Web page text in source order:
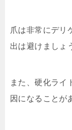
爪は非常にデリ
出は避けましょ
また、硬化ライ
因になることが